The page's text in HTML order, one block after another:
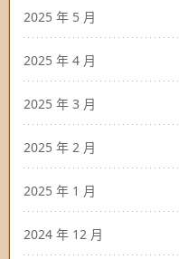
2025 年 5 月
2025 年 4 月
2025 年 3 月
2025 年 2 月
2025 年 1 月
2024 年 12 月